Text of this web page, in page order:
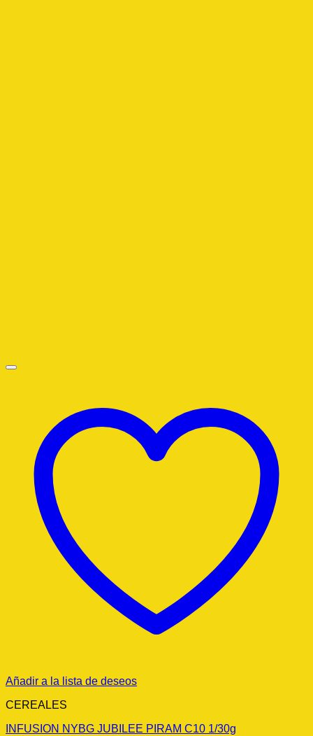
Añadir a la lista de deseos
CEREALES
INFUSION NYBG JUBILEE PIRAM C10 1/30g